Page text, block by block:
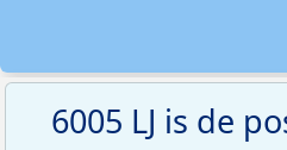
6005 LJ is de